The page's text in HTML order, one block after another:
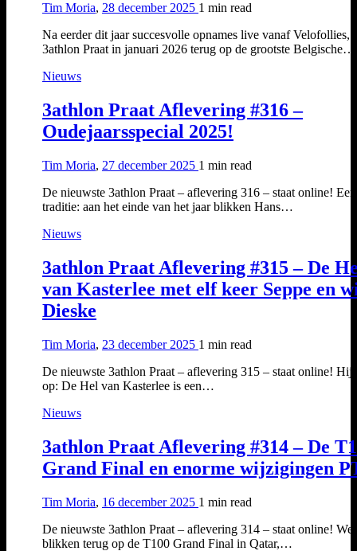
Tim Moria, 28 december 2025 1 min read
Na eerder dit jaar succesvolle opnames live vanaf Velofollies,
3athlon Praat in januari 2026 terug op de grootste Belgische…
Nieuws
3athlon Praat Aflevering #316 –
Oudejaarsspecial 2025!
Tim Moria, 27 december 2025 1 min read
De nieuwste 3athlon Praat – aflevering 316 – staat online! Een
traditie: aan het einde van het jaar blikken Hans…
Nieuws
3athlon Praat Aflevering #315 – De
van Kasterlee met elf keer Seppe en
Dieske
Tim Moria, 23 december 2025 1 min read
De nieuwste 3athlon Praat – aflevering 315 – staat online! Hij
op: De Hel van Kasterlee is een…
Nieuws
3athlon Praat Aflevering #314 – De
Grand Final en enorme wijzigingen
Tim Moria, 16 december 2025 1 min read
De nieuwste 3athlon Praat – aflevering 314 – staat online! We
blikken terug op de T100 Grand Final in Qatar,…